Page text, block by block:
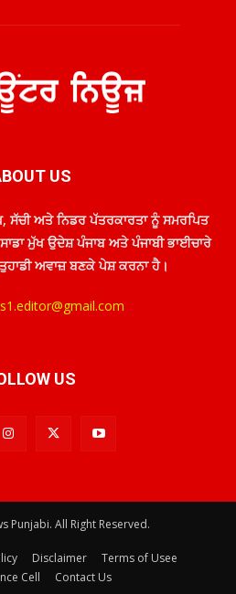
US
ਸੱਚੀ ਅਤੇ ਨਿਡਰ ਪੱਤਰਕਾਰਤਾ ਨੂੰ ਸਮਰਪਿਤ
ਮੁੱਖ ਉਦੇਸ਼ ਪੰਜਾਬ ਅਤੇ ਪੰਜਾਬੀ ਭਾਈਚਾਰੇ
ਅਵਾਜ਼ ਬਣਕੇ ਪੇਸ਼ ਕਰਨਾ ਹੈ।
US
Punjabi. All Right Reserved.
Disclaimer
Terms of Usee
Cell
Contact Us